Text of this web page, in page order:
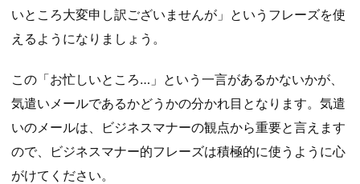
いところ大変申し訳ございませんが」というフレーズを使
えるようになりましょう。
この「お忙しいところ…」という一言があるかないかが、
気遣いメールであるかどうかの分かれ目となります。気遣
いのメールは、ビジネスマナーの観点から重要と言えます
ので、ビジネスマナー的フレーズは積極的に使うように心
がけてください。